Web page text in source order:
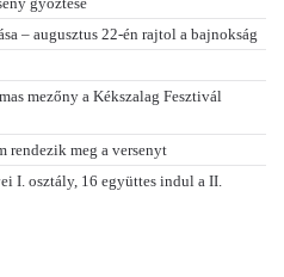
– augusztus 22-én rajtol a bajnokság
mezőny a Kékszalag Fesztivál
rendezik meg a versenyt
I. osztály, 16 együttes indul a II.